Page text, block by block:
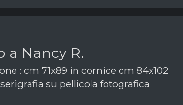
a Nancy R.
: cm 71x89 in cornice cm 84x102
su pellicola fotografica